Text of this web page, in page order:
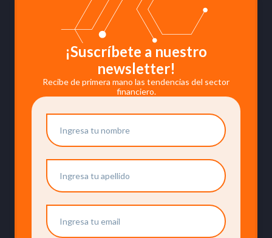
¡Suscríbete a nuestro
newsletter!
Recibe de primera mano las tendencias del sector
financiero.